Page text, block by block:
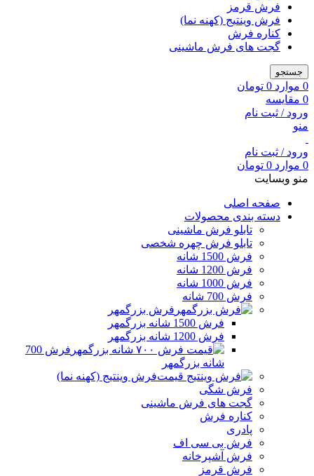
فرش قرمز
فرش وینتیج (کهنه نما)
کناره فرش
گجت های فرش ماشینی
جستجو
0 موارد 0 تومان
0 مقایسه
ورود / ثبت نام
منو
ورود / ثبت نام
0 موارد 0 تومان
منو وبسایت
صفحه اصلی
دسته بندی محصولات
تابلو فرش ماشینی
تابلو فرش چهره شخصی
فرش 1500 شانه
فرش 1200 شانه
فرش 1000 شانه
فرش 700 شانه
فرش بزرگمهر
فرش 1500 شانه بزرگمهر
فرش 1200 شانه بزرگمهر
فرش 700
شانه بزرگمهر
فرش وینتیج (کهنه نما)
فرش شگی
گجت های فرش ماشینی
کناره فرش
پادری
فرش بی سی اف
فرش آشپرخانه
فرش قرمز